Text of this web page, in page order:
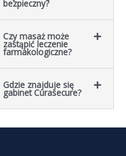
bezpieczny?
Czy masaż może
zastąpić leczenie
farmakologiczne?
Gdzie znajduje się
gabinet Curasecure?